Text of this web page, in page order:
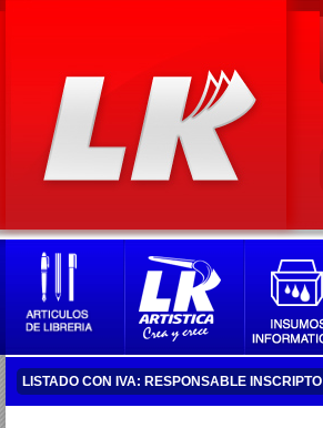
LISTADO CON IVA: RESPONSABLE INSCRIPTO